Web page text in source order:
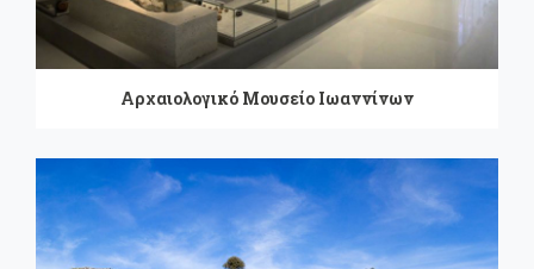
Αρχαιολογικό Μουσείο Ιωαννίνων